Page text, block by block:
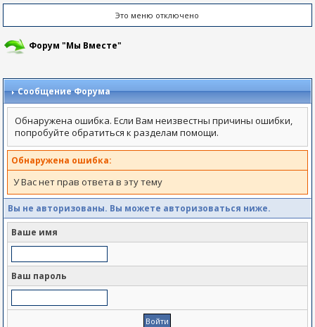
Это меню отключено
Форум "Мы Вместе"
Сообщение Форума
Обнаружена ошибка. Если Вам неизвестны причины ошибки,
попробуйте обратиться к разделам помощи.
Обнаружена ошибка:
У Вас нет прав ответа в эту тему
Вы не авторизованы. Вы можете авторизоваться ниже.
Ваше имя
Ваш пароль